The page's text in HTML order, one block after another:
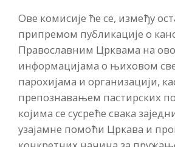
Ове комисије ће се, између
припремом публикације о
Православним Црквама на
информацијама о њиховом
парохијама и организацији,
препознавањем пастирских
којима се сусреће свака
узајамне помоћи Цркава и